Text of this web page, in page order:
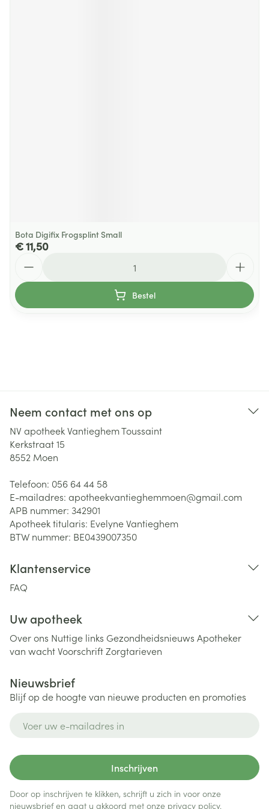
Bota Digifix Frogsplint Small
€ 11,50
Bestel
Neem contact met ons op
NV apotheek Vantieghem Toussaint
Kerkstraat 15
8552 Moen
Telefoon: 056 64 44 58
E-mailadres: apotheekvantieghemmoen@gmail.com
APB nummer: 342901
Apotheek titularis: Evelyne Vantieghem
BTW nummer: BE0439007350
Klantenservice
FAQ
Uw apotheek
Over ons Nuttige links Gezondheidsnieuws Apotheker
van wachtVoorschriftZorgtarieven
Nieuwsbrief
Blijf op de hoogte van nieuwe producten en promoties
Inschrijven
Door op inschrijven te klikken, schrijft u zich in voor onze
nieuwsbrief en gaat u akkoord met onze privacy policy.